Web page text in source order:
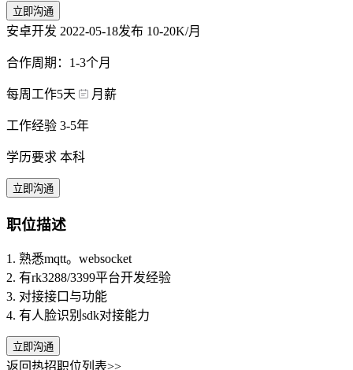
立即沟通
安卓开发 2022-05-18发布 10-20K/月
合作周期：1-3个月
每周工作5天 月薪
工作经验 3-5年
学历要求 本科
立即沟通
职位描述
1. 熟悉mqtt。websocket
2. 有rk3288/3399平台开发经验
3. 对接接口与功能
4. 有人脸识别sdk对接能力
立即沟通
返回热招职位列表>>